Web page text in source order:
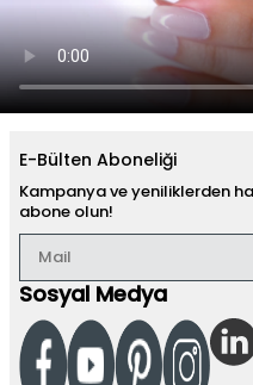
E-Bülten Aboneliği
Kampanya ve yeniliklerden
abone olun!
Sosyal Medya